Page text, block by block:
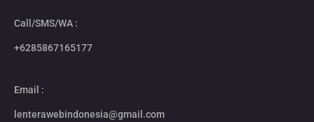
Call/SMS/WA :
+6285867165177
Email :
lenterawebindonesia@gmail.com